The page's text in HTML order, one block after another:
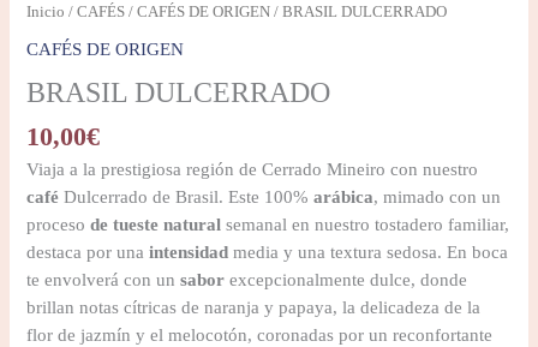
Inicio /CAFÉS /CAFÉS DE ORIGEN / BRASIL DULCERRADO
CAFÉS DE ORIGEN
BRASIL DULCERRADO
10,00€
Viaja a la prestigiosa región de Cerrado Mineiro con nuestro
café Dulcerrado de Brasil. Este 100%arábica, mimado con un
procesode tueste natural semanal en nuestro tostadero familiar,
destaca por unaintensidad media y una textura sedosa. En boca
te envolverá con unsabor excepcionalmente dulce, donde
brillan notas cítricas de naranja y papaya, la delicadeza de la
flor de jazmín y el melocotón, coronadas por un reconfortante